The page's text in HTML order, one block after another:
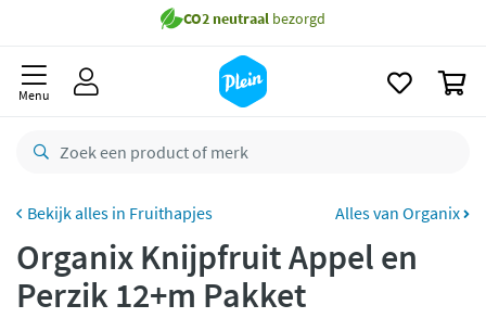
Gratisbezorging vanaf 35,- *
besteld,
Gratisretourneren
Betaal met Klarna
Menu
Fruithapjes Alles van Organix
Organix Knijpfruit Appel en
Perzik 12+m Pakket